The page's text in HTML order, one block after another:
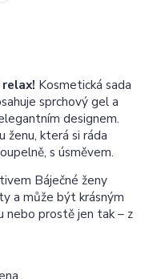
Kosmetická sada
sprchový gel a
designem.
ženu, která si ráda
s úsměvem.
Báječné ženy
a může být krásným
nebo prostě jen tak – z